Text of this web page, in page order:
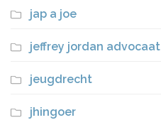
jap a joe
jeffrey jordan advocaat
jeugdrecht
jhingoer